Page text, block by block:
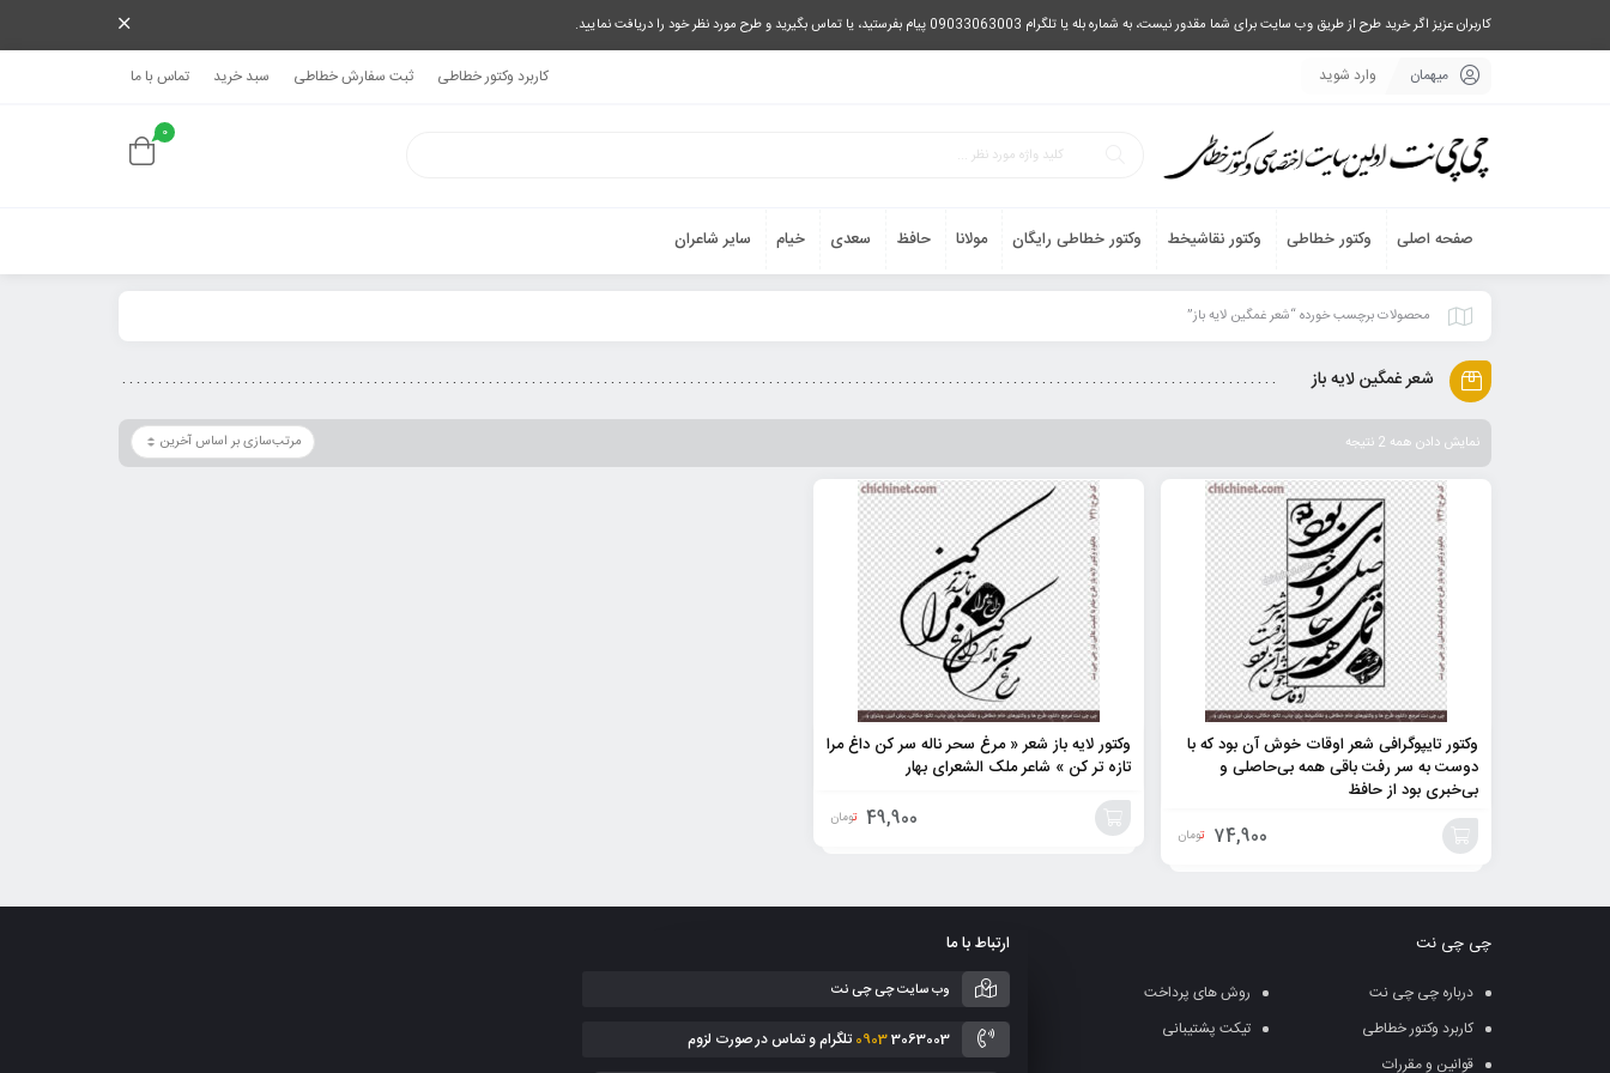
کاربران عزیز اگر خرید طرح از طریق وب سایت برای شما مقدور نیست، به شماره بله یا تلگرام 09033063003 پیام بفرستید، یا تماس بگیرید و طرح مورد نظر خود را دریافت نمایید.
میهمان وارد شوید کاربرد وکتور خطاطی ثبت سفارش خطاطی سبد خرید تماس با ما
0
صفحه اصلی وکتور خطاطی وکتور نقاشیخط وکتور خطاطی رایگان مولانا حافظ سعدی خیام سایر شاعران
محصولات برچسب خورده “شعر غمگین لایه باز”
شعر غمگین لایه باز
نمایش دادن همه 2 نتیجه
وکتور تایپوگرافی شعر اوقات خوش آن بود که با
دوست به سر رفت باقی همه بی‌حاصلی و
بی‌خبری بود از حافظ
74,900 تومان
وکتور لایه باز شعر « مرغ سحر ناله سر کن داغ مرا
تازه تر کن » شاعر ملک الشعرای بهار
49,900 تومان
به
چی چی نت
درباره چی چی نت
روش های پرداخت
کاربرد وکتور خطاطی
تیکت پشتیبانی
قوانین و مقررات
ارتباط با ما
وب سایت چی چی نت
09033063003 تلگرام و تماس در صورت لزوم